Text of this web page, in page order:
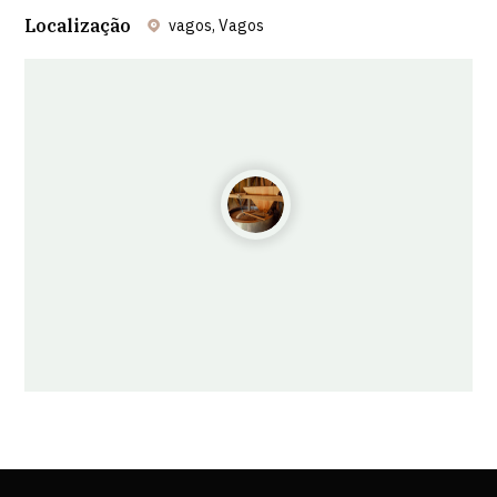
Localização vagos, Vagos